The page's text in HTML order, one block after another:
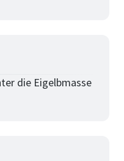
die Eigelbmasse